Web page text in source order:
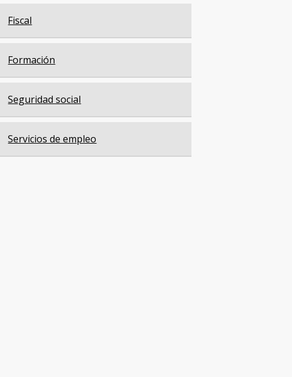
Fiscal
Formación
Seguridad social
Servicios de empleo